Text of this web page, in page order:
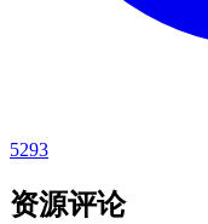
5293
资源评论